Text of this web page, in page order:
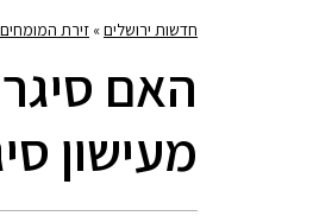
חדשות ירושלים» זירת המומחים
האם
מעישון